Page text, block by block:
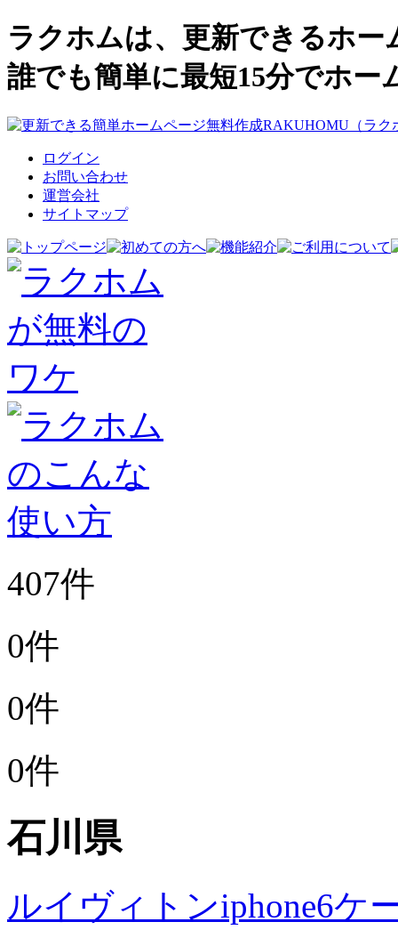
ラクホムは、更新できるホ
誰でも簡単に最短15分でホ
ログイン
お問い合わせ
運営会社
サイトマップ
407件
0件
0件
0件
石川県
ルイヴィトンiphone6ケ